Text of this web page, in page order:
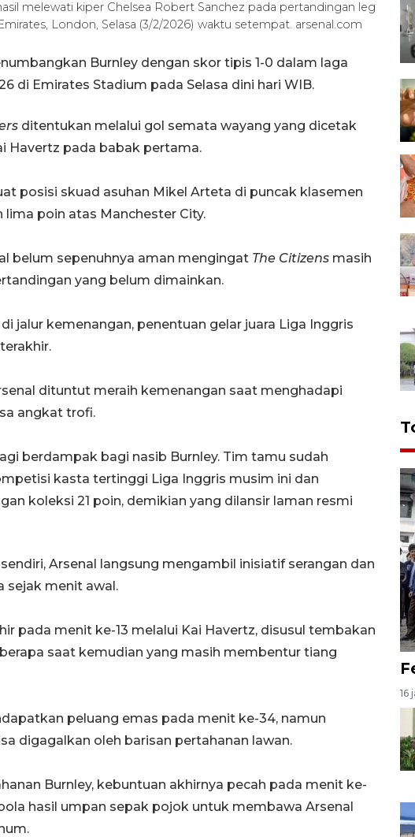
melewati kiper Chelsea Robert Sanchez pada pertandingan leg
London, Selasa (3/2/2026) waktu setempat. arsenal.com
Burnley dengan skor tipis 1-0 dalam laga
di Emirates Stadium pada Selasa dini hari WIB.
ditentukan melalui gol semata wayang yang dicetak
Havertz pada babak pertama.
posisi skuad asuhan Mikel Arteta di puncak klasemen
poin atas Manchester City.
belum sepenuhnya aman mengingat The Citizens masih
yang belum dimainkan.
jalur kemenangan, penentuan gelar juara Liga Inggris
dituntut meraih kemenangan saat menghadapi
angkat trofi.
berdampak bagi nasib Burnley. Tim tamu sudah
kasta tertinggi Liga Inggris musim ini dan
koleksi 21 poin, demikian yang dilansir laman resmi
Arsenal langsung mengambil inisiatif serangan dan
sejak menit awal.
pada menit ke-13 melalui Kai Havertz, disusul tembakan
saat kemudian yang masih membentur tiang
peluang emas pada menit ke-34, namun
digagalkan oleh barisan pertahanan lawan.
Burnley, kebuntuan akhirnya pecah pada menit ke-
hasil umpan sepak pojok untuk membawa Arsenal
16